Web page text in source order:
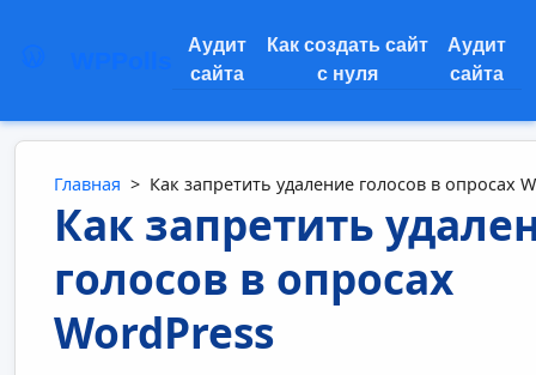
Аудит
сайта
Как создать сайт
с нуля
Аудит
сайта
Главная > Как запретить удаление голосов в опросах
Как запретить
голосов в опросах
WordPress